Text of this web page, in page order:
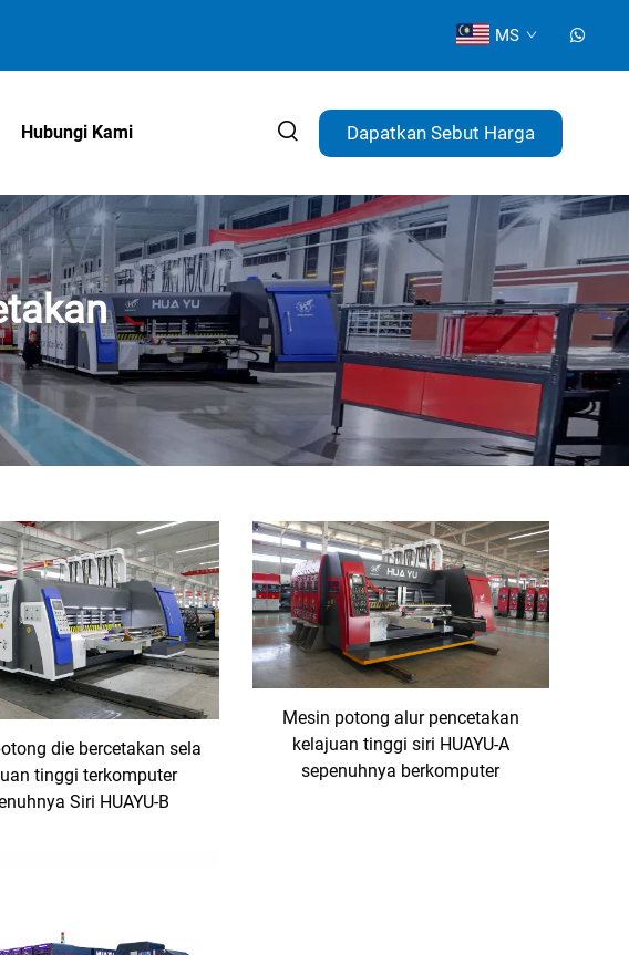
MS
Hubungi Kami Dapatkan Sebut Harga
die bercetakan sela
tinggi terkomputer
Siri HUAYU-B
Mesin potong alur pencetakan
kelajuan tinggi siri HUAYU-A
sepenuhnya berkomputer